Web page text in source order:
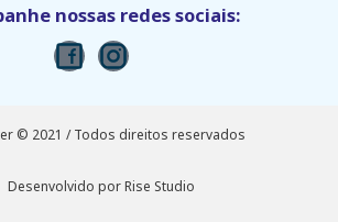
nossas redes sociais:
© 2021 / Todos direitos reservados
Desenvolvido por Rise Studio